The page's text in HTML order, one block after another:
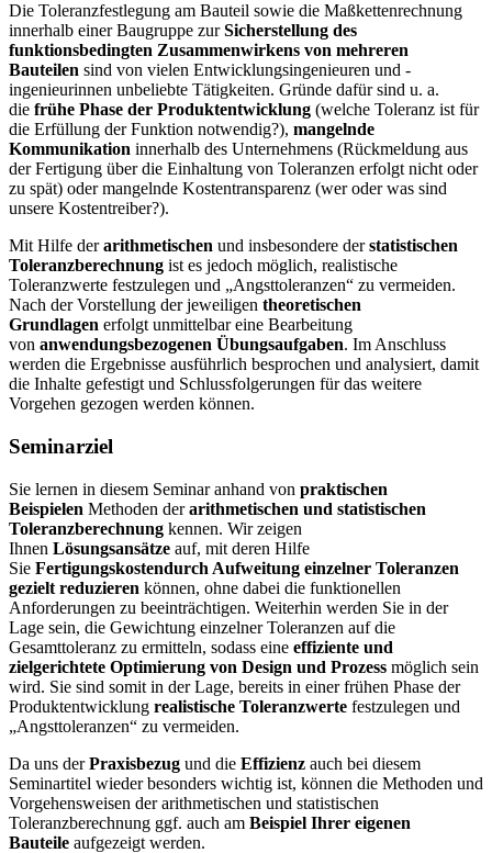
Die Toleranzfestlegung am Bauteil sowie die Maßkettenrechnung
innerhalb einer Baugruppe zurSicherstellung des
funktionsbedingten Zusammenwirkens von mehreren
Bauteilen sind von vielen Entwicklungsingenieuren und -
ingenieurinnen unbeliebte Tätigkeiten. Gründe dafür sind u. a.
die frühe Phase der Produktentwicklung (welche Toleranz ist für
die Erfüllung der Funktion notwendig?), mangelnde
Kommunikation innerhalb des Unternehmens (Rückmeldung aus
der Fertigung über die Einhaltung von Toleranzen erfolgt nicht oder
zu spät) oder mangelnde Kostentransparenz (wer oder was sind
unsere Kostentreiber?).
Mit Hilfe derarithmetischen und insbesondere derstatistischen
Toleranzberechnung ist es jedoch möglich, realistische
Toleranzwerte festzulegen und „Angsttoleranzen“ zu vermeiden.
Nach der Vorstellung der jeweiligen theoretischen
Grundlagen erfolgt unmittelbar eine Bearbeitung
von anwendungsbezogenen Übungsaufgaben. Im Anschluss
werden die Ergebnisse ausführlich besprochen und analysiert, damit
die Inhalte gefestigt und Schlussfolgerungen für das weitere
Vorgehen gezogen werden können.
Seminarziel
Sie lernen in diesem Seminar anhand von praktischen
Beispielen Methoden derarithmetischen und statistischen
Toleranzberechnung kennen. Wir zeigen
Ihnen Lösungsansätze auf, mit deren Hilfe
Sie Fertigungskostendurch Aufweitung einzelner Toleranzen
gezielt reduzieren können, ohne dabei die funktionellen
Anforderungen zu beeinträchtigen. Weiterhin werden Sie in der
Lage sein, die Gewichtung einzelner Toleranzen auf die
Gesamttoleranz zu ermitteln, sodass eine effiziente und
zielgerichtete Optimierung von Design und Prozess möglich sein
wird. Sie sind somit in der Lage, bereits in einer frühen Phase der
Produktentwicklung realistische Toleranzwerte festzulegen und
„Angsttoleranzen“ zu vermeiden.
Da uns derPraxisbezug und die Effizienz auch bei diesem
Seminartitel wieder besonders wichtig ist, können die Methoden und
Vorgehensweisen der arithmetischen und statistischen
Toleranzberechnung ggf. auch am Beispiel Ihrer eigenen
Bauteile aufgezeigt werden.